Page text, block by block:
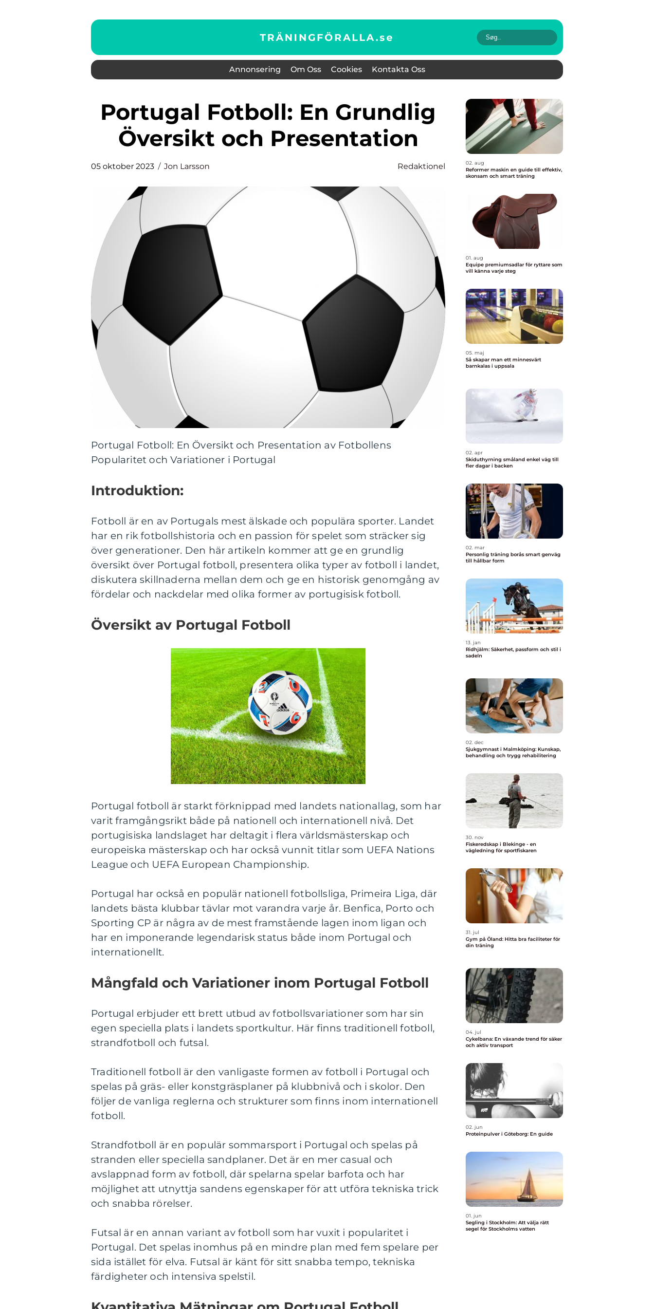
TRÄNINGFÖRALLA.se
Annonsering Om Oss Cookies Kontakta Oss
Portugal Fotboll: En Grundlig
Översikt och Presentation
05 oktober 2023 Jon Larsson Redaktionel
Portugal Fotboll: En Översikt och Presentation av Fotbollens
Popularitet och Variationer i Portugal
Introduktion:
Fotboll är en av Portugals mest älskade och populära sporter. Landet
har en rik fotbollshistoria och en passion för spelet som sträcker sig
över generationer. Den här artikeln kommer att ge en grundlig
översikt över Portugal fotboll, presentera olika typer av fotboll i landet,
diskutera skillnaderna mellan dem och ge en historisk genomgång av
fördelar och nackdelar med olika former av portugisisk fotboll.
Översikt av Portugal Fotboll
Portugal fotboll är starkt förknippad med landets nationallag, som har
varit framgångsrikt både på nationell och internationell nivå. Det
portugisiska landslaget har deltagit i flera världsmästerskap och
europeiska mästerskap och har också vunnit titlar som UEFA Nations
League och UEFA European Championship.
Portugal har också en populär nationell fotbollsliga, Primeira Liga, där
landets bästa klubbar tävlar mot varandra varje år. Benfica, Porto och
Sporting CP är några av de mest framstående lagen inom ligan och
har en imponerande legendarisk status både inom Portugal och
internationellt.
Mångfald och Variationer inom Portugal Fotboll
Portugal erbjuder ett brett utbud av fotbollsvariationer som har sin
egen speciella plats i landets sportkultur. Här finns traditionell fotboll,
strandfotboll och futsal.
Traditionell fotboll är den vanligaste formen av fotboll i Portugal och
spelas på gräs- eller konstgräsplaner på klubbnivå och i skolor. Den
följer de vanliga reglerna och strukturer som finns inom internationell
fotboll.
Strandfotboll är en populär sommarsport i Portugal och spelas på
stranden eller speciella sandplaner. Det är en mer casual och
avslappnad form av fotboll, där spelarna spelar barfota och har
möjlighet att utnyttja sandens egenskaper för att utföra tekniska trick
och snabba rörelser.
Futsal är en annan variant av fotboll som har vuxit i popularitet i
Portugal. Det spelas inomhus på en mindre plan med fem spelare per
sida istället för elva. Futsal är känt för sitt snabba tempo, tekniska
färdigheter och intensiva spelstil.
02. aug
Reformer maskin en guide till effektiv,
skonsam och smart träning
01. aug
Equipe premiumsadlar för ryttare som
vill känna varje steg
05. maj
Så skapar man ett minnesvärt
barnkalas i uppsala
02. apr
Skiduthyrning småland enkel väg till
fler dagar i backen
02. mar
Personlig träning borås smart genväg
till hållbar form
13. jan
Ridhjälm: Säkerhet, passform och stil i
sadeln
02. dec
Sjukgymnast i Malmköping: Kunskap,
behandling och trygg rehabilitering
30. nov
Fiskeredskap i Blekinge - en
vägledning för sportfiskaren
31. jul
Gym på Öland: Hitta bra faciliteter för
din träning
04. jul
Cykelbana: En växande trend för säker
och aktiv transport
02. jun
Proteinpulver i Göteborg: En guide
01. jun
Segling i Stockholm: Att välja rätt
segel för Stockholms vatten